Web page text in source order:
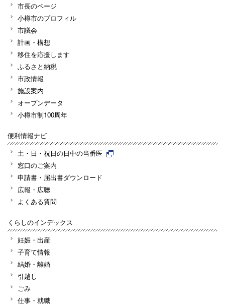
市長のページ
小樽市のプロフィル
市議会
計画・構想
移住を応援します
ふるさと納税
市政情報
施設案内
オープンデータ
小樽市制100周年
便利情報ナビ
土・日・祝日の日中の当番医
窓口のご案内
申請書・届出書ダウンロード
広報・広聴
よくある質問
くらしのインデックス
妊娠・出産
子育て情報
結婚・離婚
引越し
ごみ
仕事・就職